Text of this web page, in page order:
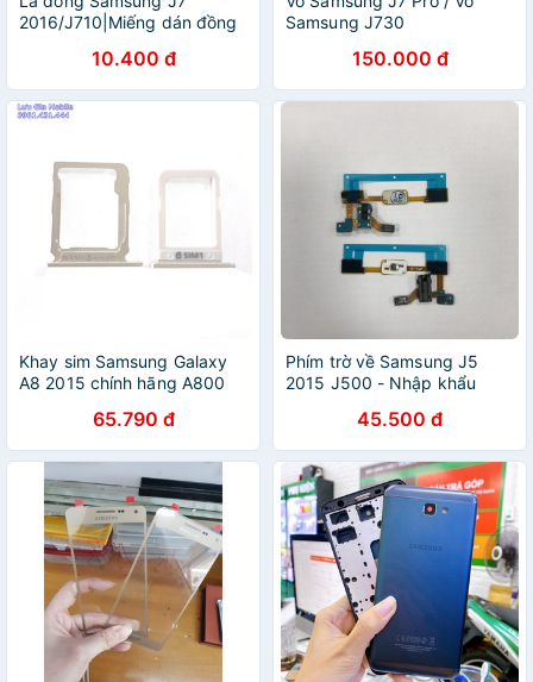
2016/J710|Miếng dán đồng
10.400 đ
Samsung J730
150.000 đ
Khay sim Samsung Galaxy
A8 2015 chính hãng A800
65.790 đ
Phím trờ về Samsung J5
2015 J500 - Nhập khẩu
45.500 đ